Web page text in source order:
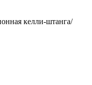
келли-штанга/